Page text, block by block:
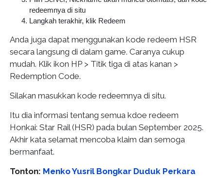
redeemnya di situ
Langkah terakhir, klik Redeem
Anda juga dapat menggunakan kode redeem HSR
secara langsung di dalam game. Caranya cukup
mudah. Klik ikon HP > Titik tiga di atas kanan >
Redemption Code.
Silakan masukkan kode redeemnya di situ.
Itu dia informasi tentang semua kdoe redeem
Honkai: Star Rail (HSR) pada bulan September 2025.
Akhir kata selamat mencoba klaim dan semoga
bermanfaat.
Tonton: Menko Yusril Bongkar Duduk Perkara